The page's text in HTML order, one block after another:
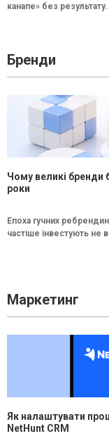
канапе» без
Бренди
Чому великі бренди
роки
Епоха гучних
частіше інвестують не
Маркетинг
Як налаштувати
NetHunt CRM